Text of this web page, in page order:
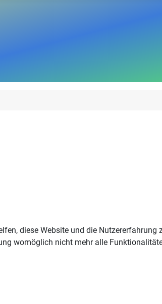
diese Website und die Nutzererfahrung
womöglich nicht mehr alle